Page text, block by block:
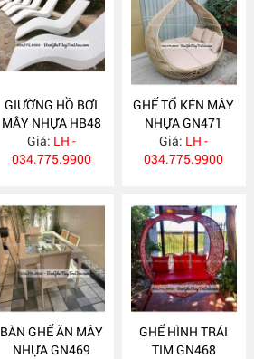
GIƯỜNG HỒ BƠI
MÂY NHỰA HB48
Giá: LH -
034.775.9900
GHẾ TỔ KÉN MÂY
NHỰA GN471
Giá: LH -
034.775.9900
BÀN GHẾ ĂN MÂY
NHỰA GN469
GHẾ HÌNH TRÁI
TIM GN468